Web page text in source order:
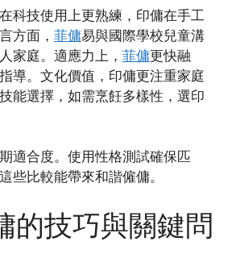
在科技使用上更熟練，印傭在手工
方面， 菲傭易與國際學校兒童溝
家庭。適應力上， 菲傭更快融
導。文化價值，印傭更注重家庭
能選擇，如需烹飪多樣性，選印
適合度。使用性格測試確保匹
些比較能帶來和諧僱傭。
的技巧與關鍵問